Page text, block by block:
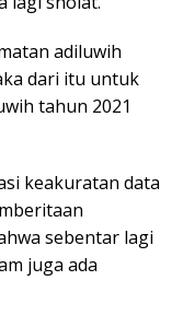
adiluwih
dari itu untuk
tahun 2021
keakuratan data
sebentar lagi
juga ada